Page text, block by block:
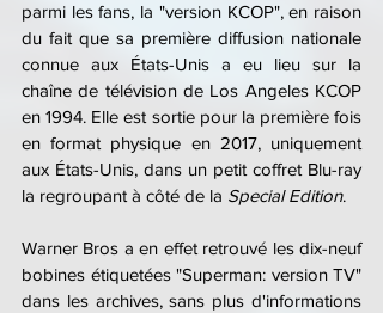
parmi les fans, la "version KCOP", en raison
du fait que sa première diffusion nationale
connue aux États-Unis a eu lieu sur la
chaîne de télévision de Los Angeles KCOP
en 1994. Elle est sortie pour la première fois
en format physique en 2017, uniquement
aux États-Unis, dans un petit coffret Blu-ray
la regroupant à côté de la Special Edition.
Warner Bros a en effet retrouvé les dix-neuf
bobines étiquetées "Superman: version TV"
dans les archives, sans plus d'informations